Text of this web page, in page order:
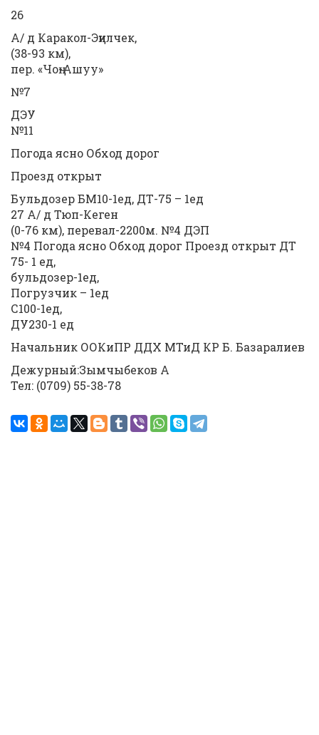
26
А/ д Каракол-Эңилчек,
(38-93 км),
пер. «Чоң-Ашуу»
№7
ДЭУ
№11
Погода ясно Обход дорог
Проезд открыт
Бульдозер БМ10-1ед, ДТ-75 – 1ед
27 А/ д Тюп-Кеген
(0-76 км), перевал-2200м. №4 ДЭП
№4 Погода ясно Обход дорог Проезд открыт ДТ
75- 1 ед,
бульдозер-1ед,
Погрузчик – 1ед
С100-1ед,
ДУ230-1 ед
Начальник ООКиПР ДДХ МТиД КР Б. Базаралиев
Дежурный:Зымчыбеков А
Тел: (0709) 55-38-78